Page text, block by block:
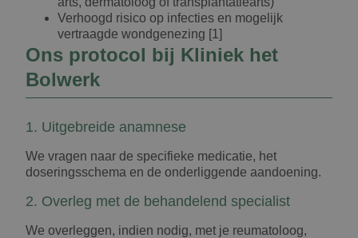
Verhoogd risico op infecties en mogelijk
vertraagde wondgenezing [1]
Ons protocol bij Kliniek het
Bolwerk
1. Uitgebreide anamnese
We vragen naar de specifieke medicatie, het
doseringsschema en de onderliggende aandoening.
2. Overleg met de behandelend specialist
We overleggen, indien nodig, met je reumatoloog,